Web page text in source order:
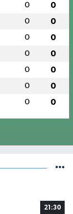
0 0
0 0
0 0
0 0
0 0
0 0
0 0
21:30